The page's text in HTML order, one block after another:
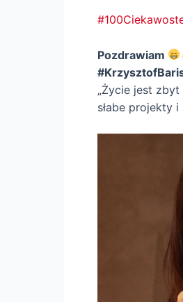
Pozdrawiam
„Życie jest zbyt
słabe projekty i